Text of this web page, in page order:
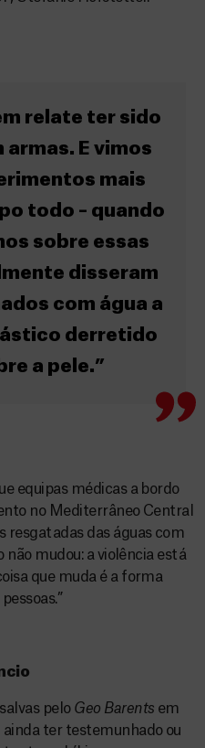
relate ter sido
E vimos
mais
todo – quando
sobre essas
disseram
com água a
derretido
a pele.”
equipas médicas a bordo
no Mediterrâneo Central
resgatadas das águas com
não mudou: a violência está
que muda é a forma
pelo Geo Barents em
ter testemunhado ou